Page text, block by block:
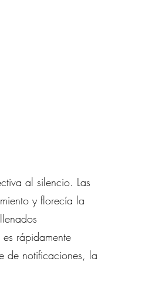
al silencio. Las
y florecía la
rápidamente
de notificaciones, la